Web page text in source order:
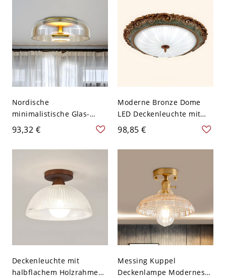
Nordische
minimalistische Glas-
Kuppel-Deckenleuchte
LED-Aufbauleuchte -
Bernstein 110V-120V
93,32 €
Moderne Bronze Dome
LED Deckenleuchte mit
weißem Glasschirm - 1
Licht - 110V-120V 38,1 cm
Weißlicht
98,85 €
Deckenleuchte mit
halbflachem Holzrahmen
Messing Kuppel
Deckenlampe Modernes